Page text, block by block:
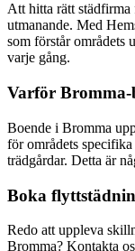
Att hitta rätt städfirma
utmanande. Med
som förstår områdets
varje gång.
Varför Bromma-
Boende i Bromma
för områdets specifika
trädgårdar. Detta är
Boka
Redo att uppleva
Bromma? Kontakta